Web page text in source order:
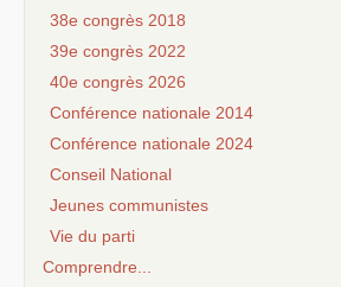
38e congrès 2018
39e congrès 2022
40e congrès 2026
Conférence nationale 2014
Conférence nationale 2024
Conseil National
Jeunes communistes
Vie du parti
Comprendre...